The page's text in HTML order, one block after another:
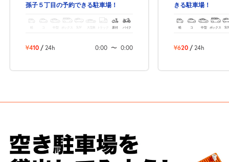
孫子５丁目の予約できる駐車場！
ボックス SUV トラック 原付 バイク
¥410 / 24h 0:00 〜 0:00
きる駐車場！
軽 コ 中型 ボックス
¥620 / 24h